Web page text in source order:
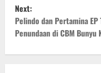
t
n
Next:
Pelindo dan Pertamina EP
Penundaan di CBM Bunyu